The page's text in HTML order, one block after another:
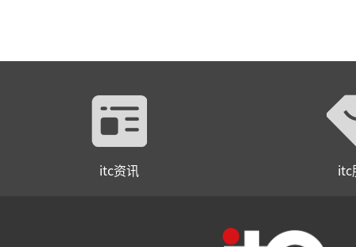
itc资讯 itc